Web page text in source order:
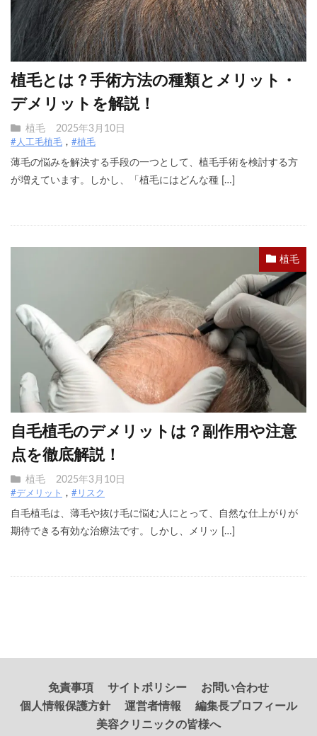
植毛とは？手術方法の種類とメリット・
デメリットを解説！
植毛 2025年3月10日
#人工毛植毛 #植毛
薄毛の悩みを解決する手段の一つとして、植毛手術を検討する方
が増えています。しかし、「植毛にはどんな種 […]
植毛
自毛植毛のデメリットは？副作用や注意
点を徹底解説！
植毛 2025年3月10日
#デメリット #リスク
自毛植毛は、薄毛や抜け毛に悩む人にとって、自然な仕上がりが
期待できる有効な治療法です。しかし、メリッ […]
免責事項 サイトポリシー
お問い合わせ
個人情報保護方針
運営者情報
編集長プロフィール
美容クリニックの皆様へ